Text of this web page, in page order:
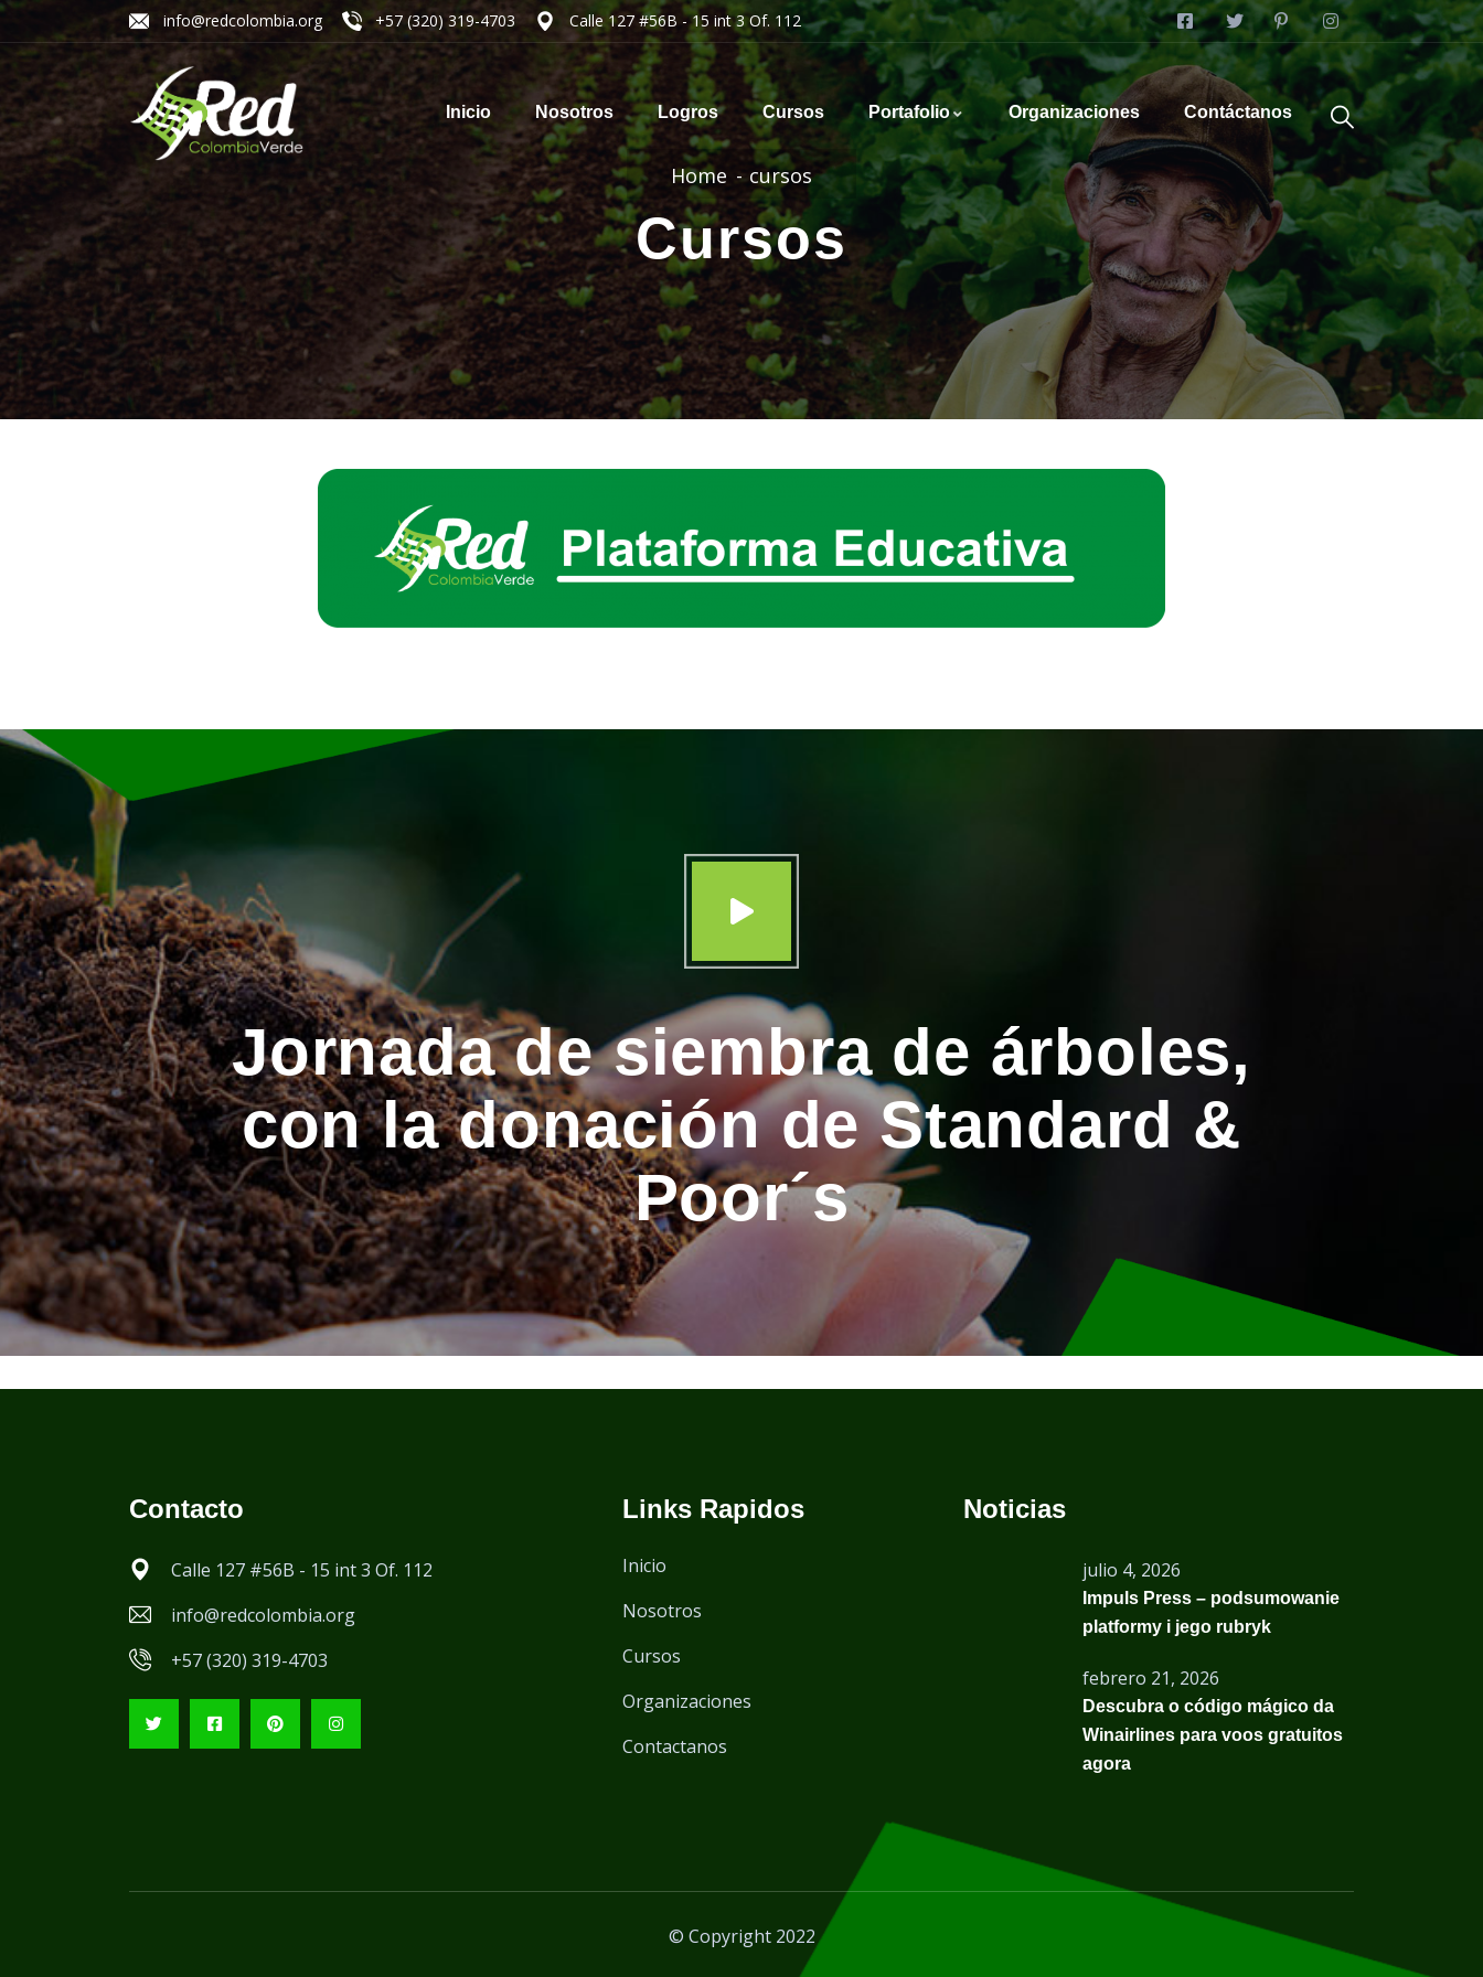
info@redcolombia.org +57 (320) 319-4703 Calle 127 #56B - 15 int 3 Of. 112
Inicio Nosotros Logros Cursos Portafolio Organizaciones Contáctanos
Home cursos
Cursos
Jornada de siembra de árboles,
con la donación de Standard &
Poor´s
Contacto
Calle 127 #56B - 15 int 3 Of. 112
info@redcolombia.org
+57 (320) 319-4703
Links Rapidos
Inicio
Nosotros
Cursos
Organizaciones
Contactanos
Noticias
julio 4, 2026
Impuls Press – podsumowanie
platformy i jego rubryk
febrero 21, 2026
Descubra o código mágico da
Winairlines para voos gratuitos
agora
© Copyright 2022